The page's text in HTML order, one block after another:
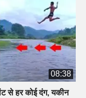
08:38
से हर कोई दंग, यकीन